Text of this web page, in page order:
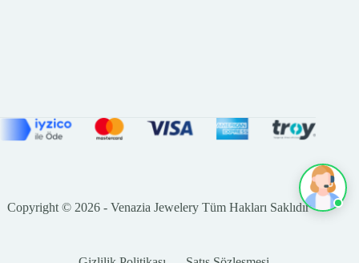
Copyright © 2026 - Venazia Jewelery Tüm Hakları Saklıdır